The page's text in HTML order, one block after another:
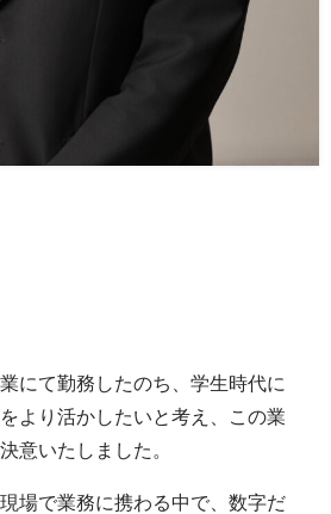
にて勤務したのち、学生時代に
より活かしたいと考え、この業
意いたしました。
場で業務に携わる中で、数字だ